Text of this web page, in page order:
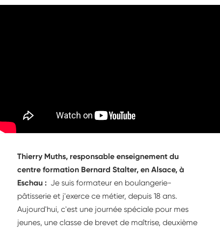
Thierry Muths, responsable enseignement du
centre formation Bernard Stalter, en Alsace, à
Eschau : Je suis formateur en boulangerie-
pâtisserie et j'exerce ce métier, depuis 18 ans.
Aujourd'hui, c'est une journée spéciale pour mes
jeunes, une classe de brevet de maîtrise, deuxième